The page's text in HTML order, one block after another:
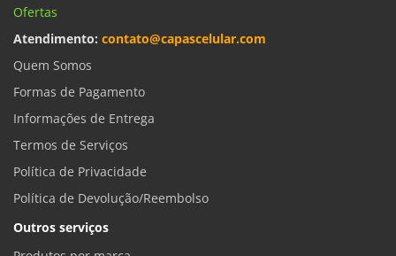
Ofertas
Atendimento: contato@capascelular.com
Quem Somos
Formas de Pagamento
Informações de Entrega
Termos de Serviços
Política de Privacidade
Política de Devolução/Reembolso
Outros serviços